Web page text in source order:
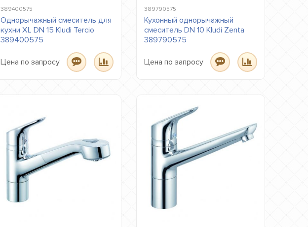
389400575
Однорычажный смеситель для
кухни XL DN 15 Kludi Tercio
389400575
Цена по запросу
389790575
Кухонный однорычажный
смеситель DN 10 Kludi Zenta
389790575
Цена по запросу